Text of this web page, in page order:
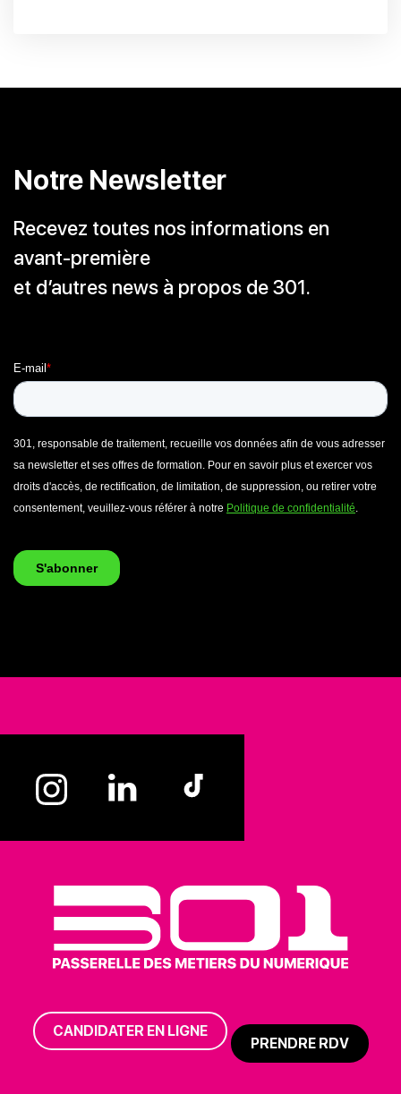
Notre Newsletter
Recevez toutes nos informations en
avant-première
et d’autres news à propos de 301.
CANDIDATER EN LIGNE
PRENDRE RDV